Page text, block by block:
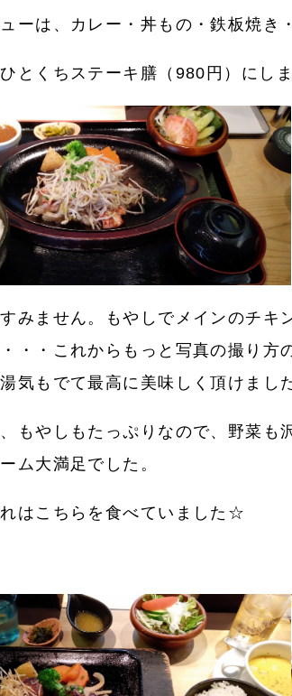
ーは、カレー・丼もの・鉄板焼き
とくちステーキ膳（980円）にしま
みません。もやしでメインのチキ
・・これからもっと写真の撮り方
気もでて最高に美味しく頂けまし
もやしもたっぷりなので、野菜も
ム大満足でした。
はこちらを食べていました☆